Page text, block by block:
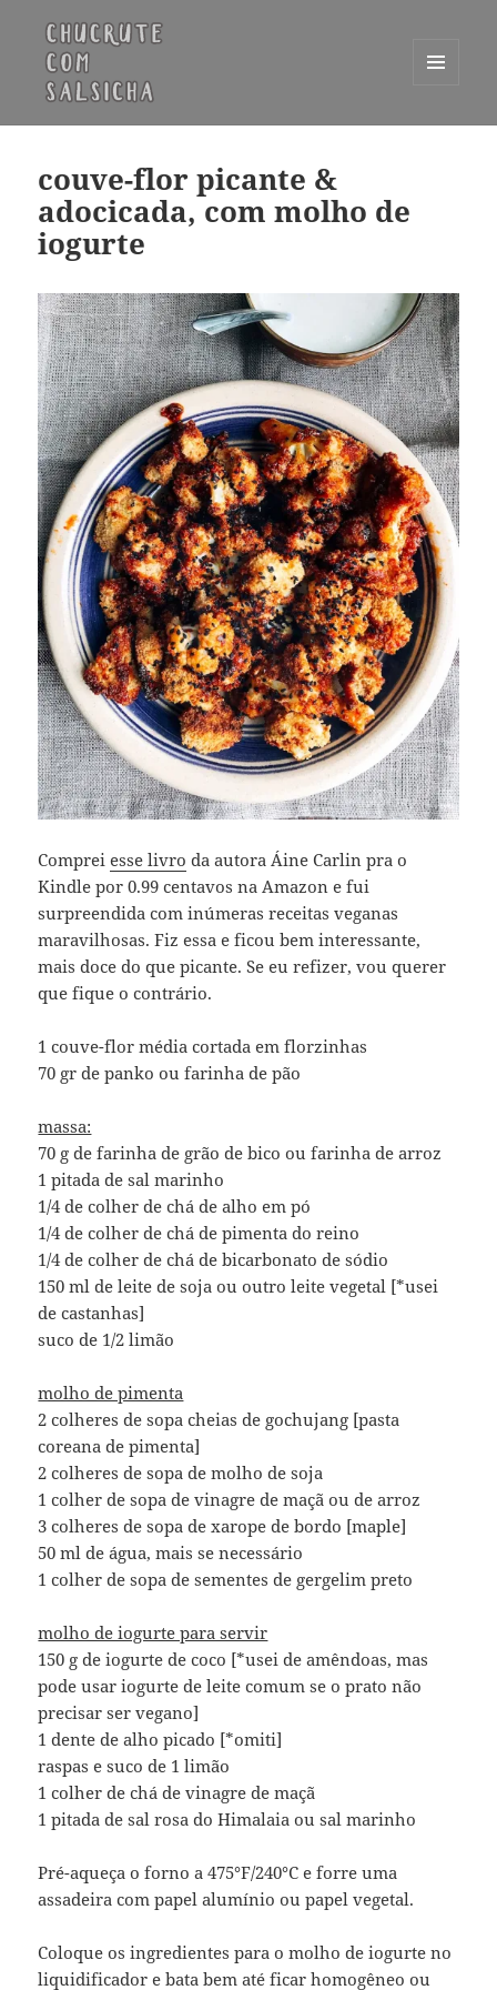
WIDGETS
couve-flor picante &
adocicada, com molho de
iogurte
Compreiesse livro da autora Áine Carlin pra o
Kindle por 0.99 centavos na Amazon e fui
surpreendida com inúmeras receitas veganas
maravilhosas. Fiz essa e ficou bem interessante,
mais doce do que picante. Se eu refizer, vou querer
que fique o contrário.
1 couve-flor média cortada em florzinhas
70 gr de panko ou farinha de pão
massa:
70 g de farinha de grão de bico ou farinha de arroz
1 pitada de sal marinho
1/4 de colher de chá de alho em pó
1/4 de colher de chá de pimenta do reino
1/4 de colher de chá de bicarbonato de sódio
150 ml de leite de soja ou outro leite vegetal [*usei
de castanhas]
suco de 1/2 limão
molho de pimenta
2 colheres de sopa cheias de gochujang [pasta
coreana de pimenta]
2 colheres de sopa de molho de soja
1 colher de sopa de vinagre de maçã ou de arroz
3 colheres de sopa de xarope de bordo [maple]
50 ml de água, mais se necessário
1 colher de sopa de sementes de gergelim preto
molho de iogurte para servir
150 g de iogurte de coco [*usei de amêndoas, mas
pode usar iogurte de leite comum se o prato não
precisar ser vegano]
1 dente de alho picado [*omiti]
raspas e suco de 1 limão
1 colher de chá de vinagre de maçã
1 pitada de sal rosa do Himalaia ou sal marinho
Pré-aqueça o forno a 475°F/240°C e forre uma
assadeira com papel alumínio ou papel vegetal.
Coloque os ingredientes para o molho de iogurte no
liquidificador e bata bem até ficar homogêneo ou